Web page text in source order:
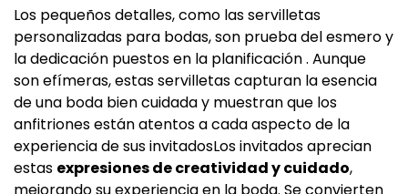
Los pequeños detalles, como las servilletas
personalizadas para bodas, son prueba del esmero y
la dedicación puestos en la planificación . Aunque
son efímeras, estas servilletas capturan la esencia
de una boda bien cuidada y muestran que los
anfitriones están atentos a cada aspecto de la
experiencia de sus invitadosLos invitados aprecian
estas expresiones de creatividad y cuidado,